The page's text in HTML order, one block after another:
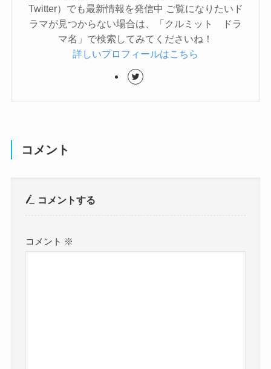
Twitter）でも最新情報を発信中 ご覧になりたいド
ラマが見つからない場合は、「クルミット ドラ
マ名」で検索してみてくださいね！
詳しいプロフィールはこちら
コメント
コメントする
コメント ※